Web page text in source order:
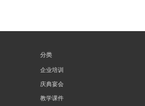
分类
企业培训
庆典宴会
教学课件